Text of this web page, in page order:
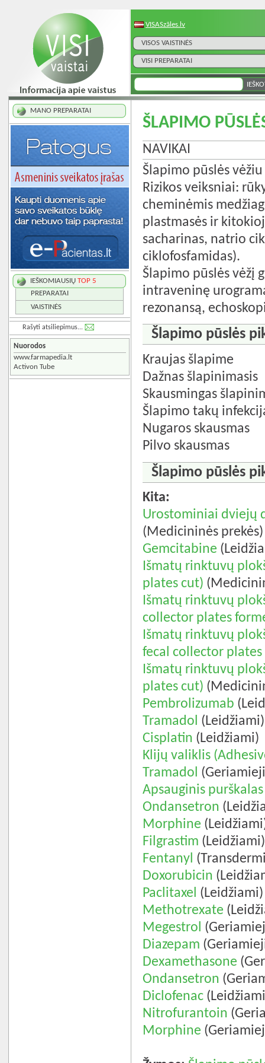
VISASzāles.lv
VISOS VAISTINĖS
VISI PREPARATAI
MANO PREPARATAI
IEŠKOMIAUSIŲ TOP 5
PREPARATAI
VAISTINĖS
Rašyti atsiliepimus...
Nuorodos
www.farmapedia.lt
Activon Tube
ŠLAPIMO
NAVIKAI
Šlapimo pūslės
Rizikos veiksniai:
cheminėmis
plastmasės ir
sacharinas, natrio
ciklofosfamidas).
Šlapimo pūslės vėžį
intraveninę
rezonansą,
Šlapimo pūslės
Kraujas šlapime
Dažnas šlapinimasis
Skausmingas
Šlapimo takų
Nugaros skausmas
Pilvo skausmas
Šlapimo pūslės
Kita:
Urostominiai dviejų
(Medicininės prekės)
Gemcitabine
Išmatų rinktuvų
plates cut)
Išmatų rinktuvų
collector plates
Išmatų rinktuvų
fecal collector
Išmatų rinktuvų
plates cut)
Pembrolizumab
Tramadol (Leidžiami)
Cisplatin (Leidžiami)
Klijų valiklis
Tramadol
Apsauginis
Ondansetron
Morphine
Filgrastim (Leidžiami)
Fentanyl
Doxorubicin
Paclitaxel (Leidžiami)
Methotrexate
Megestrol
Diazepam
Dexamethasone
Ondansetron
Diclofenac
Nitrofurantoin
Morphine